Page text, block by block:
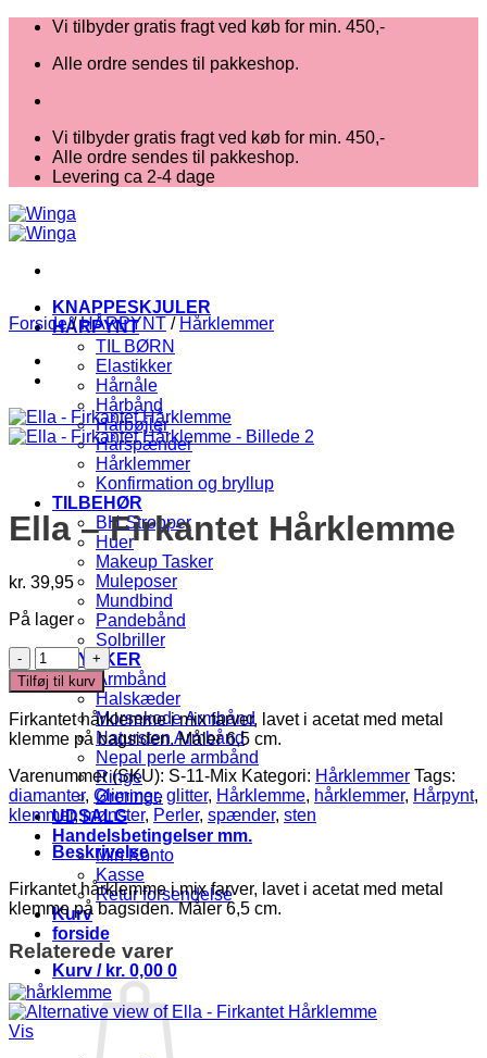
Fortsæt
indhold
Vi tilbyder gratis fragt ved køb for min. 450,-
Alle ordre sendes til pakkeshop.
Vi tilbyder gratis fragt ved køb for min. 450,-
Alle ordre sendes til pakkeshop.
Levering ca 2-4 dage
KNAPPESKJULER
HÅRPYNT
TIL BØRN
Elastikker
Hårnåle
Hårbånd
Hårbøjler
Hårspænder
Hårklemmer
Konfirmation og bryllup
TILBEHØR
BH Stropper
Huer
Makeup Tasker
Muleposer
Mundbind
Pandebånd
Solbriller
SMYKKER
Armbånd
Halskæder
Morsekode Armbånd
Natursten Armbånd
Nepal perle armbånd
Ringe
Øreringe
UDSALG
Handelsbetingelser mm.
Min Konto
Kasse
Retur forsendelse
Kurv
forside
Kurv / kr. 0,00 0
Forside / HÅRPYNT / Hårklemmer
Ella – Firkantet Hårklemme
kr. 39,95
På lager
Ella
-
Firkantet
Hårklemme
antal
Tilføj til kurv
Firkantet hårklemme i mix farver, lavet i acetat med metal
klemme på bagsiden. Måler 6,5 cm.
Varenummer (SKU): S-11-Mix Kategori: Hårklemmer Tags:
diamanter, Glimmer,glitter, Hårklemme, hårklemmer, Hårpynt,
klemmer,mønster, Perler, spænder, sten
Beskrivelse
Firkantet hårklemme i mix farver, lavet i acetat med metal
klemme på bagsiden. Måler 6,5 cm.
Relaterede varer
Vis